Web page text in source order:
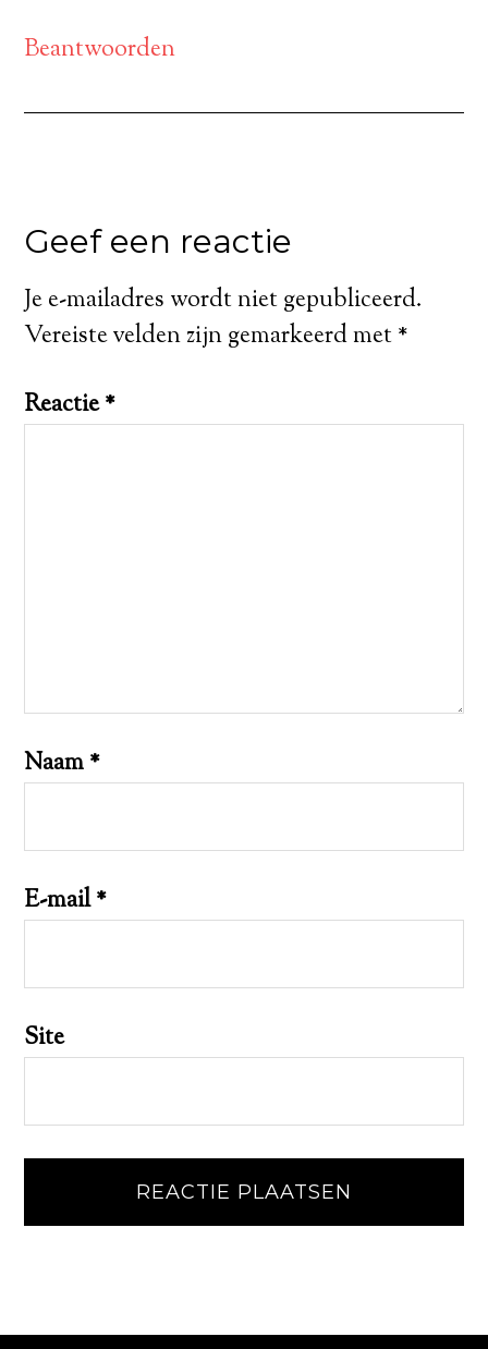
Beantwoorden
Geef een reactie
Je e-mailadres wordt niet gepubliceerd.
Vereiste velden zijn gemarkeerd met*
Reactie*
Naam*
E-mail*
Site